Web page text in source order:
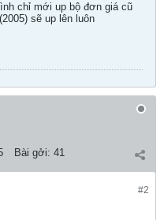
chỉ mới up bộ đơn giá cũ
sẽ up lên luôn
Bài gởi: 41
#2